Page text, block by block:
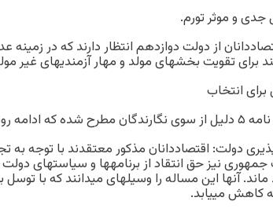
جدی و موثر تورم.
از دولت دوازدهم انتظار دارند که در
برای تقویت بخش‏های مولد و مهار آزمندی‏های غیر
فعلی را بهترین راه می‏داند.
دولت: اقتصاددانان مذکور معتقدند با توجه به
نیز حق انتقاد از برنامه‏ها و سیاست‏های
آنها این مساله را وسیله‏ای می‏دانند که با
کاهش می‏یابد.